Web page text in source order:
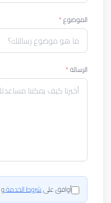
الموضوع*
الرسالة*
أوافق علىشروط الخدمةو